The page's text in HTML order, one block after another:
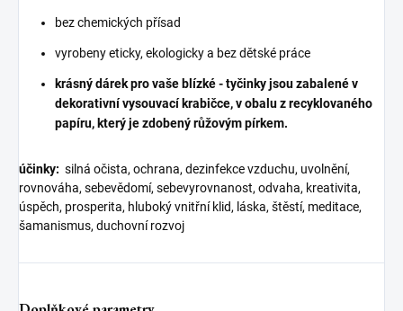
bez chemických přísad
vyrobeny eticky, ekologicky a bez dětské práce
krásný dárek pro vaše blízké - tyčinky jsou zabalené v
dekorativní vysouvací krabičce, v obalu z recyklovaného
papíru, který je zdobený růžovým pírkem.
účinky: silná očista, ochrana, dezinfekce vzduchu, uvolnění,
rovnováha, sebevědomí, sebevyrovnanost, odvaha, kreativita,
úspěch, prosperita, hluboký vnitřní klid, láska, štěstí, meditace,
šamanismus, duchovní rozvoj